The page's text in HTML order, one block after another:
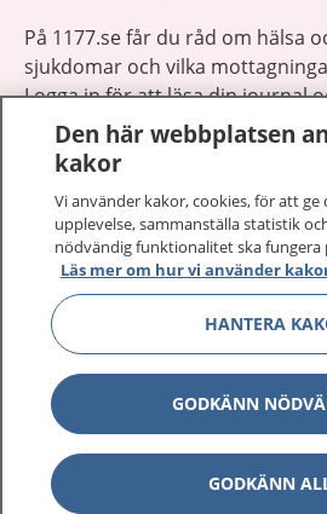
På 1177.se får du råd om hälsa
sjukdomar och vilka
Logga in för att läsa din journal
vårdärenden. Ring
sjukvårdsrådgivning dygnet runt.
1177 på flera språk
Om 1177
Kontakt
Den här webbplatsen
kakor
Vi använder kakor, cookies, för att
upplevelse, sammanställa statistik
nödvändig funktionalitet ska fungera
Läs mer om hur vi använder
HANTERA
GODKÄNN
GODKÄNN